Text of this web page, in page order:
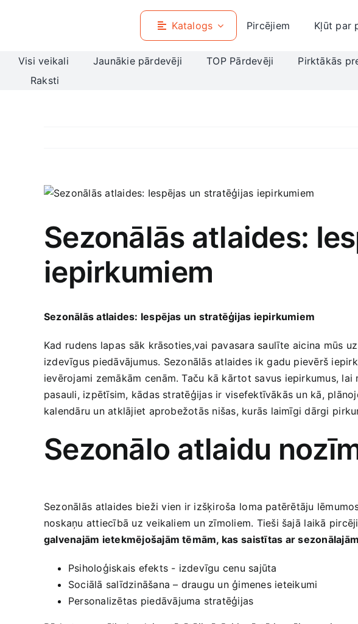
Katalogs Pircējiem Kļūt par
Visi veikali Jaunākie pārdevēji TOP Pārdevēji
Pirktākās
Raksti
View
Image
Sezonālās atlaides:
iepirkumiem
Sezonālās ​atlaides: Iespējas un stratēģijas iepirkumiem
Kad⁣ rudens lapas⁢ sāk krāsoties,vai pavasara saulīte aicina‌ mūs
izdevīgus piedāvājumus. Sezonālās atlaides ik⁢ gadu pievērš
ievērojami ​zemākām ⁢cenām. Taču kā kārtot savus iepirkumus,
pasauli, izpētīsim, kādas stratēģijas ir visefektīvākās un kā,
kalendāru un atklājiet aprobežotās nišas, ‌kurās laimīgi dārgi⁣
Sezonālo atlaidu
Sezonālās⁣ atlaides‍ bieži⁢ vien ir izšķiroša ⁣loma patērētāju
noskaņu attiecībā uz veikaliem un zīmoliem. ​Tieši šajā⁢ laikā
galvenajām ietekmējošajām tēmām,‍ kas ⁣saistītas ar⁤
Psiholoģiskais efekts ​- izdevīgu cenu sajūta
Sociālā salīdzināšana – draugu un ​ģimenes ieteikumi
Personalizētas ⁢piedāvājuma stratēģijas